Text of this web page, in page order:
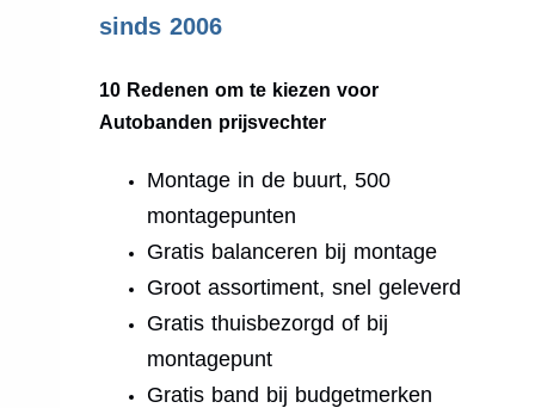
sinds 2006
10 Redenen om te kiezen voor
Autobanden prijsvechter
Montage in de buurt, 500
montagepunten
Gratis balanceren bij montage
Groot assortiment, snel geleverd
Gratis thuisbezorgd of bij
montagepunt
Gratis band bij budgetmerken